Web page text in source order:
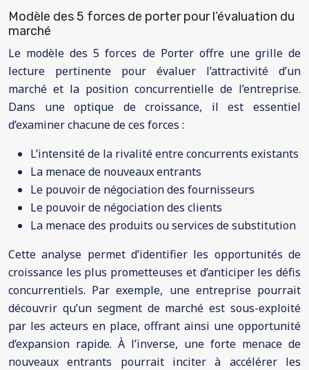
Modèle des 5 forces de porter pour l’évaluation du
marché
Le modèle des 5 forces de Porter offre une grille de
lecture pertinente pour évaluer l’attractivité d’un
marché et la position concurrentielle de l’entreprise.
Dans une optique de croissance, il est essentiel
d’examiner chacune de ces forces :
L’intensité de la rivalité entre concurrents existants
La menace de nouveaux entrants
Le pouvoir de négociation des fournisseurs
Le pouvoir de négociation des clients
La menace des produits ou services de substitution
Cette analyse permet d’identifier les opportunités de
croissance les plus prometteuses et d’anticiper les défis
concurrentiels. Par exemple, une entreprise pourrait
découvrir qu’un segment de marché est sous-exploité
par les acteurs en place, offrant ainsi une opportunité
d’expansion rapide. À l’inverse, une forte menace de
nouveaux entrants pourrait inciter à accélérer les